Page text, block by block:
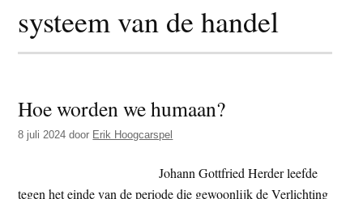
e
z
i
t
e
n
z
e
systeem van de handel
Hoe worden we humaan?
8 juli 2024 door Erik Hoogcarspel
Johann Gottfried Herder leefde
tegen het einde van de periode die gewoonlijk de Verlichting